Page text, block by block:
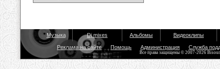
Музыка Dj mixes Альбомы Видеоклипы
Реклама на сайте Помощь Администрация Служба
Все права защищены © 2007-2026